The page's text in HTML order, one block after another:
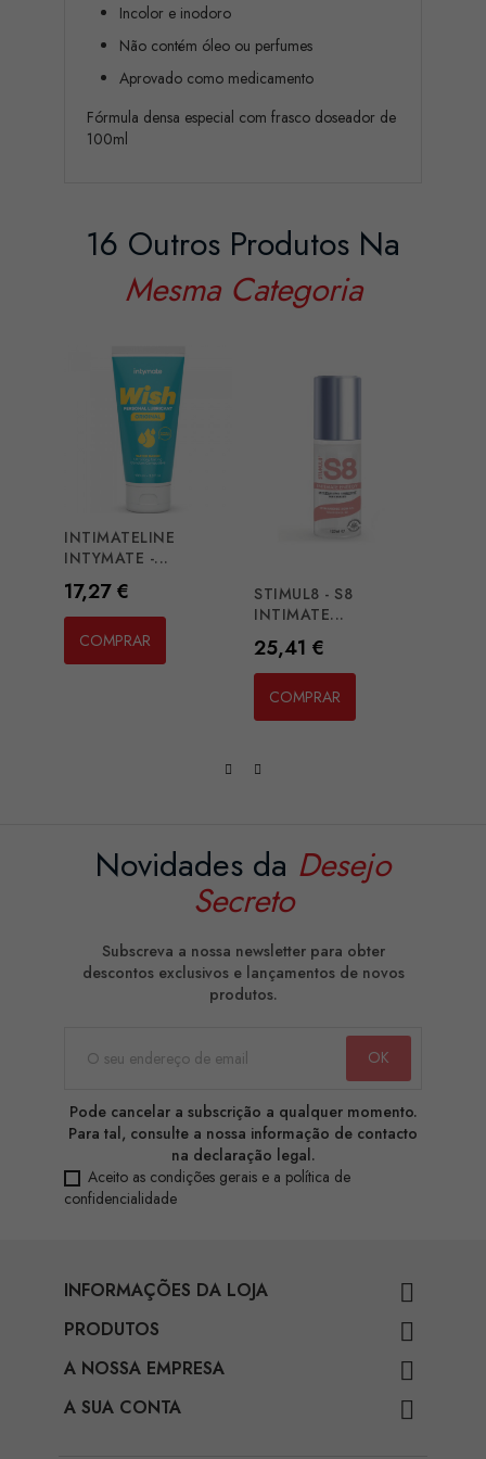
Incolor e inodoro
Não contém óleo ou perfumes
Aprovado como medicamento
Fórmula densa especial com frasco doseador de
100ml
16 Outros Produtos Na
Mesma Categoria
INTIMATELINE
INTYMATE -...
Preço
17,27 €
COMPRAR
STIMUL8 - S8
INTIMATE...
Preço
25,41 €
COMPRAR
Novidades da Desejo
Secreto
Subscreva a nossa newsletter para obter
descontos exclusivos e lançamentos de novos
produtos.
Pode cancelar a subscrição a qualquer momento.
Para tal, consulte a nossa informação de contacto
na declaração legal.
Aceito as condições gerais e a política de
confidencialidade
INFORMAÇÕES DA LOJA 
PRODUTOS 
A NOSSA EMPRESA 
A SUA CONTA 